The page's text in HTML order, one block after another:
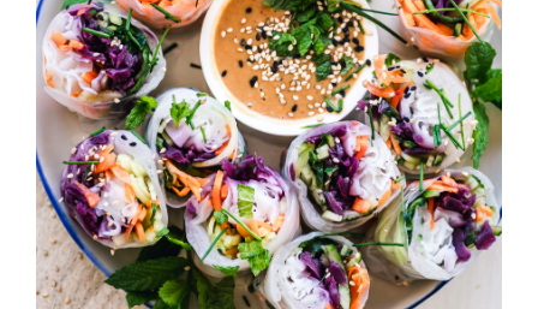
California Rolls
HORS D'OEUVRES